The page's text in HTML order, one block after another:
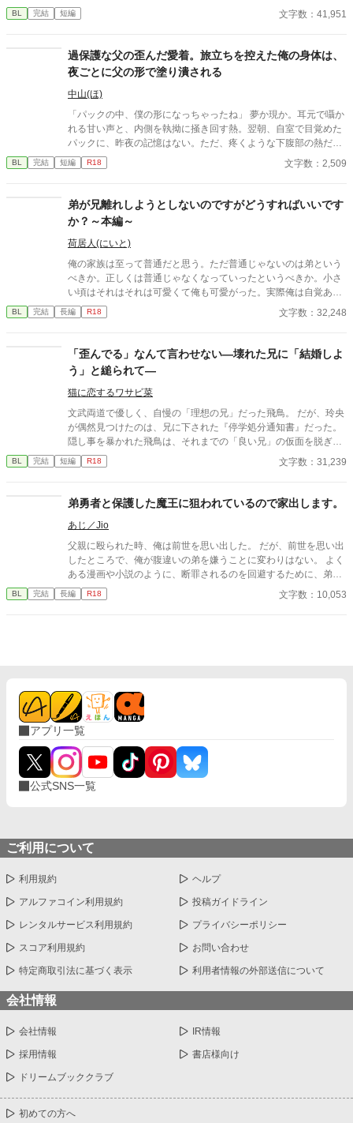
ラグを回避し、誰の記憶にも残らず静かに消え去りたい。 そう願
って王太子アルフレッドに婚約破棄を申し出た。 ――だが、それ
るで死人のようだ。……婚約の破棄は認めない」 何も望まず、た
だ消えようとするルシルの儚げな諦観は、逆に攻略対象たちのド
ス黒い支配欲と執着に火をつけてしまう。 ヤンデレ王太子アルフ
レッドの圧倒的な拘束。 実直な騎士ガレッドの盲目的な献身。 天
才魔術師ノアの狂気的な探究。 ルシルが死の淵へ沈み込もうとし
たとき、三人は神の理に逆らう禁忌の魔術を実行する。 それは、
自らの命と魔力をルシルの身体へ直接繋ぎ止める『命の共有契
約』だった――。 「君はもう、どこへも行けない。永遠に、私た
ちと共にあるんだ」 死んで逃げることすら許されない豪奢な鳥籠
BL 完結 短編 文字数：41,951
過保護な父の歪んだ愛着。旅立ちを控えた俺の身体は、
夜ごとに父の形で塗り潰される
中山(ほ)
「パックの中、僕の形になっちゃったね」 夢か現か。耳元で囁か
れる甘い声と、内側を執拗に掻き回す熱。翌朝、自室で目覚めた
パックに、昨夜の記憶はない。ただ、疼くような下腹部の熱だけ
が残っていた。 相談しようと向かった相手こそが、自分を侵食し
ている張本人だとも知らずに、パックは父の部屋の扉を開く。 こ
BL 完結 短編 R18 文字数：2,509
弟が兄離れしようとしないのですがどうすればいいです
か？～本編～
荷居人(にいと)
俺の家族は至って普通だと思う。ただ普通じゃないのは弟という
べきか。正しくは普通じゃなくなっていったというべきか。小さ
い頃はそれはそれは可愛くて俺も可愛がった。実際俺は自覚ある
ブラコンなわけだが、それがいけなかったのだろう。弟までブラ
コンになってしまった。 これでは弟の将来が暗く閉ざされてしま
の時だ｣ ｢………は？｣ その日初めて弟が怖いと思いました。
BL 完結 長編 R18 文字数：32,248
「歪んでる」なんて言わせない―壊れた兄に「結婚しよ
う」と縋られて―
猫に恋するワサビ菜
文武両道で優しく、自慢の「理想の兄」だった飛鳥。 だが、玲央
が偶然見つけたのは、兄に下された『停学処分通知書』だった。
隠し事を暴かれた飛鳥は、それまでの「良い兄」の仮面を脱ぎ捨
て、飢えた獣のような本性を現す。 「お前は俺のことだけ考えて
生きてくれ。……結婚しようぜ、玲央」 狂乱する兄に恐怖を覚え
を決める。
BL 完結 短編 R18 文字数：31,239
弟勇者と保護した魔王に狙われているので家出します。
あじ／Jio
父親に殴られた時、俺は前世を思い出した。 だが、前世を思い出
したところで、俺が腹違いの弟を嫌うことに変わりはない。 よく
ある漫画や小説のように、断罪されるのを回避するために、弟と
仲良くする気は毛頭なかった。 弟は600年の眠りから醒めた魔王
を退治する英雄だ。 そして俺は、そんな弟に嫉妬して何かと邪魔
BL 完結 長編 R18 文字数：10,053
アプリ一覧
公式SNS一覧
ご利用について
利用規約 ヘルプ
アルファコイン利用規約 投稿ガイドライン
レンタルサービス利用規約 プライバシーポリシー
スコア利用規約 お問い合わせ
特定商取引法に基づく表示 利用者情報の外部送信について
会社情報
会社情報 IR情報
採用情報 書店様向け
ドリームブッククラブ
初めての方へ